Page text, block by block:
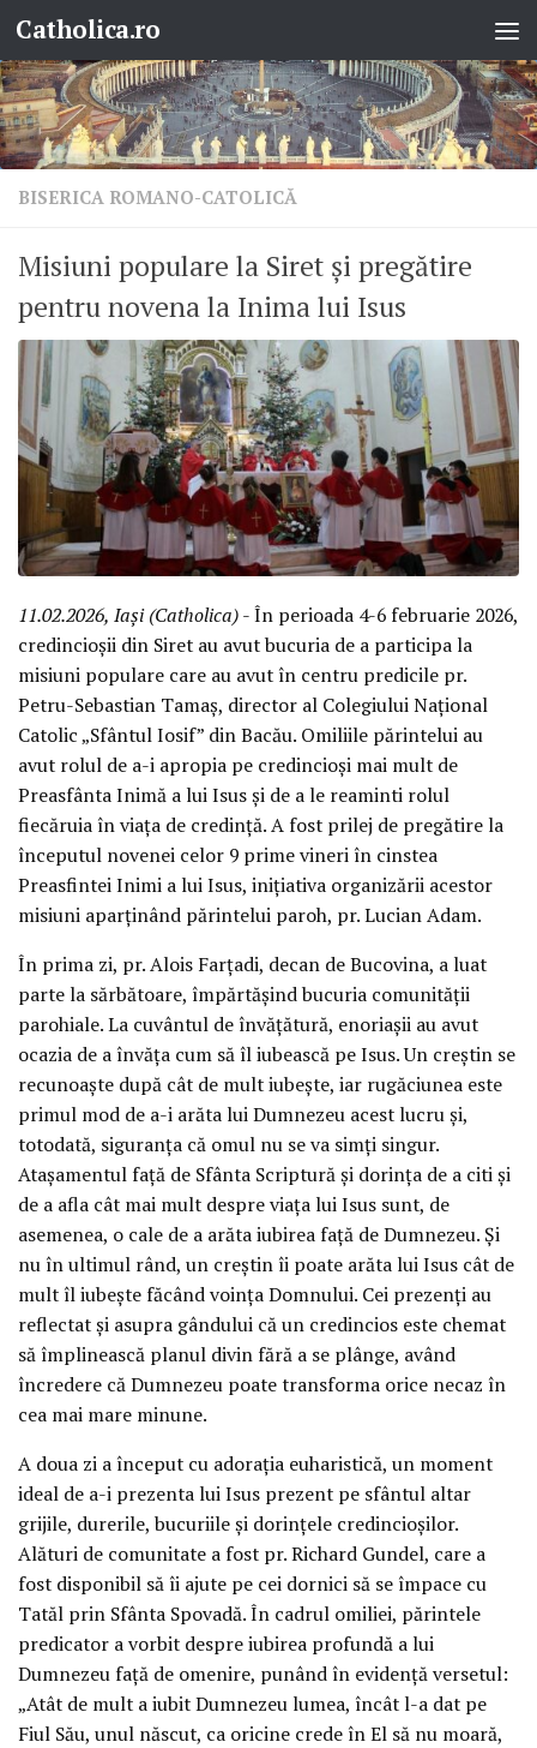
Skip to content
Catholica.ro
BISERICA ROMANO-CATOLICĂ
Misiuni populare la Siret și pregătire
pentru novena la Inima lui Isus
11.02.2026, Iași (Catholica)- În perioada 4-6 februarie 2026,
credincioșii din Siret au avut bucuria de a participa la
misiuni populare care au avut în centru predicile pr.
Petru-Sebastian Tamaș, director al Colegiului Național
Catolic „Sfântul Iosif” din Bacău. Omiliile părintelui au
avut rolul de a-i apropia pe credincioși mai mult de
Preasfânta Inimă a lui Isus și de a le reaminti rolul
fiecăruia în viața de credință. A fost prilej de pregătire la
începutul novenei celor 9 prime vineri în cinstea
Preasfintei Inimi a lui Isus, inițiativa organizării acestor
misiuni aparținând părintelui paroh, pr. Lucian Adam.
În prima zi, pr. Alois Farțadi, decan de Bucovina, a luat
parte la sărbătoare, împărtășind bucuria comunității
parohiale. La cuvântul de învățătură, enoriașii au avut
ocazia de a învăța cum să îl iubească pe Isus. Un creștin se
recunoaște după cât de mult iubește, iar rugăciunea este
primul mod de a-i arăta lui Dumnezeu acest lucru și,
totodată, siguranța că omul nu se va simți singur.
Atașamentul față de Sfânta Scriptură și dorința de a citi și
de a afla cât mai mult despre viața lui Isus sunt, de
asemenea, o cale de a arăta iubirea față de Dumnezeu. Și
nu în ultimul rând, un creștin îi poate arăta lui Isus cât de
mult îl iubește făcând voința Domnului. Cei prezenți au
reflectat și asupra gândului că un credincios este chemat
să împlinească planul divin fără a se plânge, având
încredere că Dumnezeu poate transforma orice necaz în
cea mai mare minune.
A doua zi a început cu adorația euharistică, un moment
ideal de a-i prezenta lui Isus prezent pe sfântul altar
grijile, durerile, bucuriile și dorințele credincioșilor.
Alături de comunitate a fost pr. Richard Gundel, care a
fost disponibil să îi ajute pe cei dornici să se împace cu
Tatăl prin Sfânta Spovadă. În cadrul omiliei, părintele
predicator a vorbit despre iubirea profundă a lui
Dumnezeu față de omenire, punând în evidență versetul:
„Atât de mult a iubit Dumnezeu lumea, încât l-a dat pe
Fiul Său, unul născut, ca oricine crede în El să nu moară,